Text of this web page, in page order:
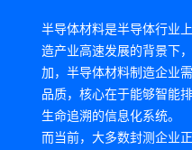
半导体材料是半导体行业
造产业高速发展的背景下
加，半导体材料制造企业
品质，核心在于能够智能
生命追溯的信息化系统。
而当前，大多数封测企业